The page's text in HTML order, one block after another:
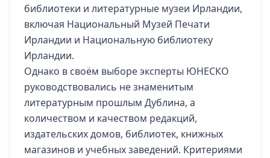
библиотеки и литературные музеи Ирландии,
включая Национальный Музей Печати
Ирландии и Национальную библиотеку
Ирландии.
Однако в своём выборе эксперты ЮНЕСКО
руководствовались не знаменитым
литературным прошлым Дублина, а
количеством и качеством редакций,
издательских домов, библиотек, книжных
магазинов и учебных заведений. Критериями